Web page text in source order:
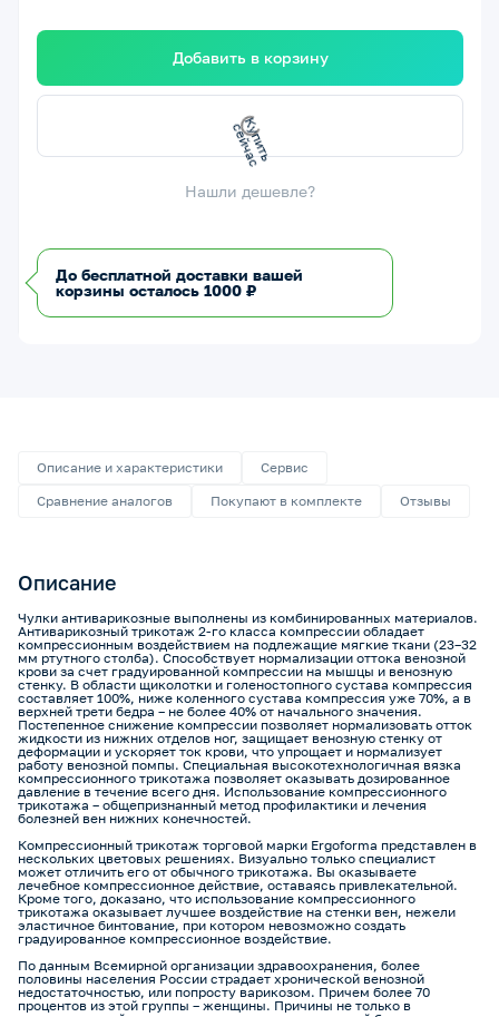
Добавить в корзину
К
у
п
и
т
ь
с
е
й
ч
а
с
Нашли дешевле?
До бесплатной доставки вашей
корзины осталось 1000 ₽
Описание и характеристики
Сервис
Сравнение аналогов
Покупают в комплекте Отзывы
Описание
Чулки антиварикозные выполнены из комбинированных материалов.
Антиварикозный трикотаж 2-го класса компрессии обладает
компрессионным воздействием на подлежащие мягкие ткани (23–32
мм ртутного столба). Способствует нормализации оттока венозной
крови за счет градуированной компрессии на мышцы и венозную
стенку. В области щиколотки и голеностопного сустава компрессия
составляет 100%, ниже коленного сустава компрессия уже 70%, а в
верхней трети бедра – не более 40% от начального значения.
Постепенное снижение компрессии позволяет нормализовать отток
жидкости из нижних отделов ног, защищает венозную стенку от
деформации и ускоряет ток крови, что упрощает и нормализует
работу венозной помпы. Специальная высокотехнологичная вязка
компрессионного трикотажа позволяет оказывать дозированное
давление в течение всего дня. Использование компрессионного
трикотажа – общепризнанный метод профилактики и лечения
болезней вен нижних конечностей.
Компрессионный трикотаж торговой марки Ergoforma представлен в
нескольких цветовых решениях. Визуально только специалист
может отличить его от обычного трикотажа. Вы оказываете
лечебное компрессионное действие, оставаясь привлекательной.
Кроме того, доказано, что использование компрессионного
трикотажа оказывает лучшее воздействие на стенки вен, нежели
эластичное бинтование, при котором невозможно создать
градуированное компрессионное воздействие.
По данным Всемирной организации здравоохранения, более
половины населения России страдает хронической венозной
недостаточностью, или попросту варикозом. Причем более 70
процентов из этой группы – женщины. Причины не только в